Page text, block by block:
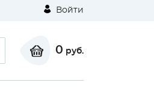
Войти
0 руб.